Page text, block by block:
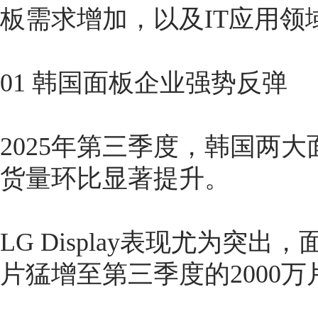
板需求增加，以及IT应用领
01 韩国面板企业强势反弹
2025年第三季度，韩国两
货量环比显著提升。
LG Display表现尤为突出，
片猛增至第三季度的2000